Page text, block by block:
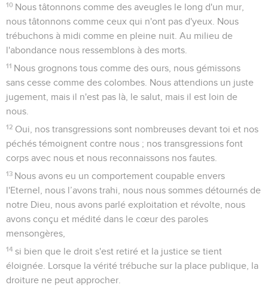
10 Nous tâtonnons comme des aveugles le long d'un mur,
nous tâtonnons comme ceux qui n'ont pas d'yeux. Nous
trébuchons à midi comme en pleine nuit. Au milieu de
l'abondance nous ressemblons à des morts.
11 Nous grognons tous comme des ours, nous gémissons
sans cesse comme des colombes. Nous attendions un juste
jugement, mais il n'est pas là, le salut, mais il est loin de
nous.
12 Oui, nos transgressions sont nombreuses devant toi et nos
péchés témoignent contre nous ; nos transgressions font
corps avec nous et nous reconnaissons nos fautes.
13 Nous avons eu un comportement coupable envers
l'Eternel, nous l’avons trahi, nous nous sommes détournés de
notre Dieu, nous avons parlé exploitation et révolte, nous
avons conçu et médité dans le cœur des paroles
mensongères,
14 si bien que le droit s'est retiré et la justice se tient
éloignée. Lorsque la vérité trébuche sur la place publique, la
droiture ne peut approcher.